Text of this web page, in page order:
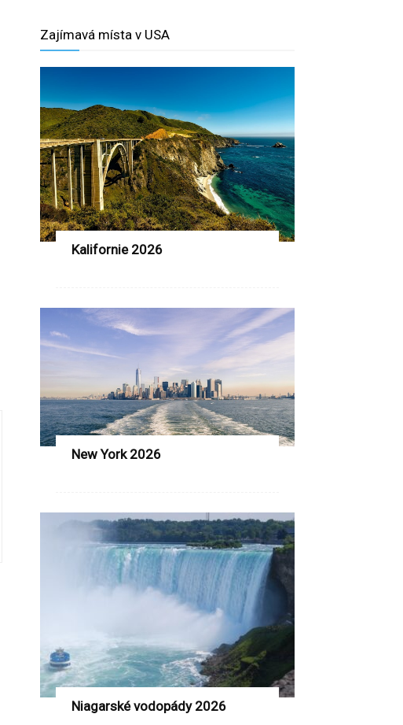
Zajímavá místa v USA
Kalifornie 2026
New York 2026
Niagarské vodopády 2026